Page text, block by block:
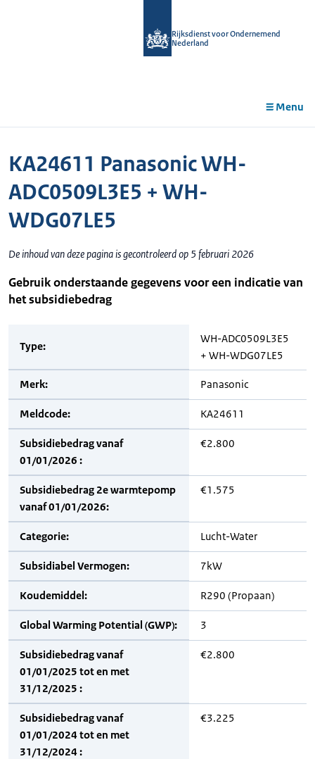
Rijksdienst voor Ondernemend
Nederland
Menu
KA24611 Panasonic WH-
ADC0509L3E5 + WH-
WDG07LE5
De inhoud van deze pagina is gecontroleerd op 5 februari 2026
Gebruik onderstaande gegevens voor een indicatie van
het subsidiebedrag
Type:
WH-ADC0509L3E5
+ WH-WDG07LE5
Merk: Panasonic
Meldcode: KA24611
Subsidiebedrag vanaf
01/01/2026 :
€2.800
Subsidiebedrag 2e warmtepomp
vanaf 01/01/2026:
€1.575
Categorie: Lucht-Water
Subsidiabel Vermogen: 7kW
Koudemiddel: R290 (Propaan)
Global Warming Potential (GWP): 3
Subsidiebedrag vanaf
01/01/2025 tot en met
31/12/2025 :
€2.800
Subsidiebedrag vanaf
01/01/2024 tot en met
31/12/2024 :
€3.225